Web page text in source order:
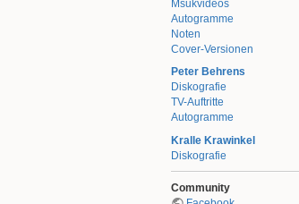
Msukvideos
Autogramme
Noten
Cover-Versionen
Peter Behrens
Diskografie
TV-Auftritte
Autogramme
Kralle Krawinkel
Diskografie
Community